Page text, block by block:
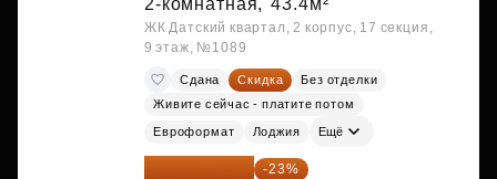
2-комнатная, 43.4м²
ЖК Датский квартал, 2 корпус, 17 секция,
9 этаж, №1089
Сдана Скидка
Без отделки
Живите сейчас - платите потом
Евроформат Лоджия Ещё
11 606 071 ₽ -23%